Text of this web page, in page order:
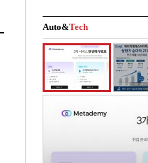
Auto&Tech